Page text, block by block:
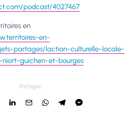
podcast/4027467
en
en-
partages/laction-culturelle-locale-
guichen-et-bourges
Partager